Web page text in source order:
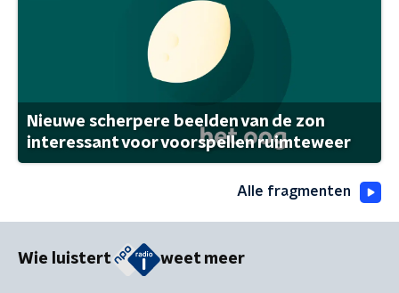
Nieuwe scherpere beelden van de zon
interessant voor voorspellen ruimteweer
Alle fragmenten
Wie luistert weet meer